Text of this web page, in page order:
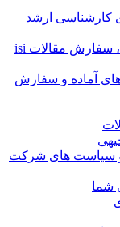
کارشناسی ارشد
مخزن عناوین مقالات علمی و پژوهشی، سفارش مقالات isi
آماده و سفارش
و سیاست های شرکت
شما